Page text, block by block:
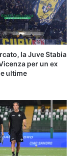
la Juve Stabia
per un ex
ultime